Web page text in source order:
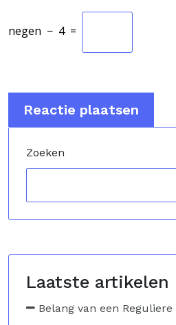
negen − 4 =
Zoeken
Laatste artikelen
Belang van een